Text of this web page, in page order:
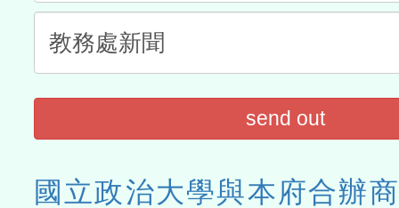
send out
國立政治大學與本府合辦